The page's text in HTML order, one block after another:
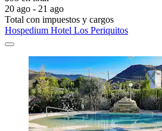
20 ago - 21 ago
Total con impuestos y cargos
Hospedium Hotel Los Periquitos